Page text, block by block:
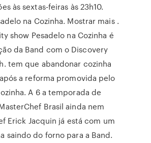
às sextas-feiras às 23h10.
na Cozinha. Mostrar mais .
show Pesadelo na Cozinha é
da Band com o Discovery
tem que abandonar cozinha
a reforma promovida pelo
A 6 a temporada de
Brasil ainda nem
Erick Jacquin já está com um
saindo do forno para a Band.